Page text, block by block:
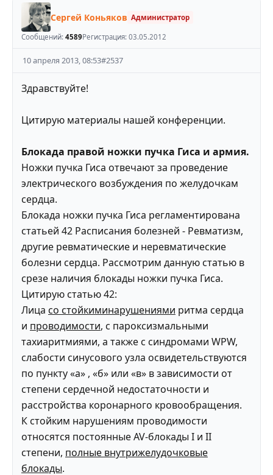
Сергей Коньяков Администратор
Сообщений: 4589Регистрация: 03.05.2012
10 апреля 2013, 08:53#2537
Здравствуйте!
Цитирую материалы нашей конференции.
Блокада правой ножки пучка Гиса и армия.
Ножки пучка Гиса отвечают за проведение
электрического возбуждения по желудочкам
сердца.
Блокада ножки пучка Гиса регламентирована
статьей 42 Расписания болезней - Ревматизм,
другие ревматические и неревматические
болезни сердца. Рассмотрим данную статью в
срезе наличия блокады ножки пучка Гиса.
Цитирую статью 42:
Лица со стойкиминарушениями ритма сердца
и проводимости, с пароксизмальными
тахиаритмиями, а также с синдромами WPW,
слабости синусового узла освидетельствуются
по пункту «а» , «б» или «в» в зависимости от
степени сердечной недостаточности и
расстройства коронарного кровообращения.
К стойким нарушениям проводимости
относятся постоянные AV-блокады I и II
степени, полные внутрижелудочковые
блокады.